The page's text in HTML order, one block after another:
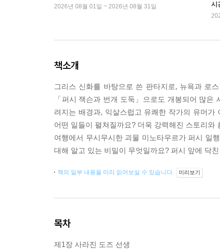
2026년 08월 01일 ~ 2026년 08월 31일
시
책소개
그리스 신화를 바탕으로 쓴 판타지로, 뉴욕과 로
「퍼시 잭슨과 번개 도둑」으로도 개봉되어 많
려지는 배경과, 익살스럽고 유쾌한 작가의 유머
어떤 일들이 펼쳐질까요? 더욱 강력해진 스토리
여행에서 무시무시한 괴물 미노타우르가 퍼시 일
대해 알고 있는 비밀이 무엇일까요? 퍼시 앞에 닥
책의 일부 내용을 미리 읽어보실 수 있습니다. 미리보기
목차
제1장 사라진 도즈 선생